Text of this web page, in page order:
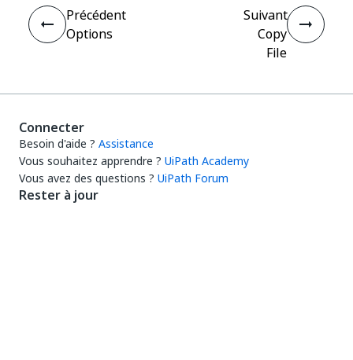
Précédent
Options
Suivant
Copy
File
Connecter
Besoin d'aide ? Assistance
Vous souhaitez apprendre ? UiPath Academy
Vous avez des questions ? UiPath Forum
Rester à jour